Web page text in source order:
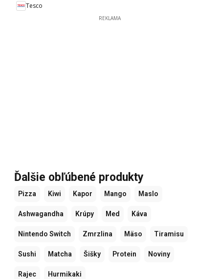
Tesco
REKLAMA
Ďalšie obľúbené produkty
Pizza Kiwi Kapor Mango Maslo
Ashwagandha Krúpy Med Káva
Nintendo Switch Zmrzlina Mäso Tiramisu
Sushi Matcha Šišky Protein Noviny
Rajec Hurmikaki